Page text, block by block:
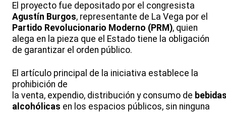
El proyecto fue depositado por el congresista
Agustín Burgos, representante de La Vega por el
Partido Revolucionario Moderno (PRM), quien
alega en la pieza que el Estado tiene la obligación
de garantizar el orden público.
El artículo principal de la iniciativa establece la
prohibición de
la venta, expendio, distribución y consumo de
alcohólicas en los espacios públicos, sin ninguna